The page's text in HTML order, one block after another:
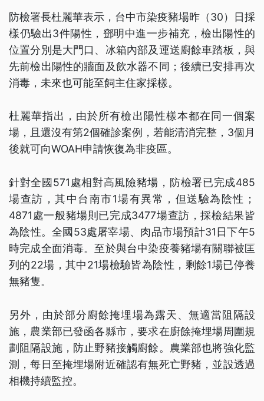
防檢署長杜麗華表示，台中市染疫豬場昨（30）日採
樣仍驗出3件陽性，鄧明中進一步補充，檢出陽性的
位置分別是大門口、冰箱內部及運送廚餘車踏板，與
先前檢出陽性的牆面及飲水器不同；後續已安排再次
消毒，未來也可能至飼主住家採樣。
杜麗華指出，由於所有檢出陽性樣本都在同一個案
場，且還沒有第2個確診案例，若能清消完整，3個月
後就可向WOAH申請恢復為非疫區。
針對全國571處相對高風險豬場，防檢署已完成485
場查訪，其中台南市1場有異常，但送驗為陰性；
4871處一般豬場則已完成3477場查訪，採檢結果皆
為陰性。全國53處屠宰場、肉品市場預計31日下午5
時完成全面消毒。至於與台中染疫養豬場有關聯被匡
列的22場，其中21場檢驗皆為陰性，剩餘1場已停養
無豬隻。
另外，由於部分廚餘掩埋場為露天、無適當阻隔設
施，農業部已發函各縣市，要求在廚餘掩埋場周圍規
劃阻隔設施，防止野豬接觸廚餘。農業部也將強化監
測，每日至掩埋場附近確認有無死亡野豬，並設透過
相機持續監控。